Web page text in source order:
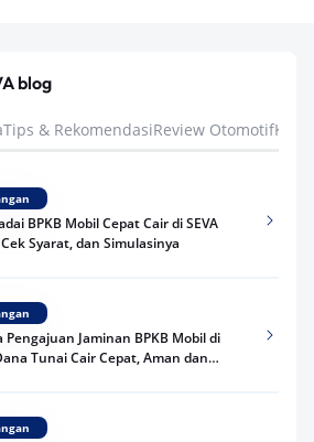
blog
Tips & RekomendasiReview Otomotif
BPKB Mobil Cepat Cair di SEVA
Syarat, dan Simulasinya
Pengajuan Jaminan BPKB Mobil di
Tunai Cair Cepat, Aman dan